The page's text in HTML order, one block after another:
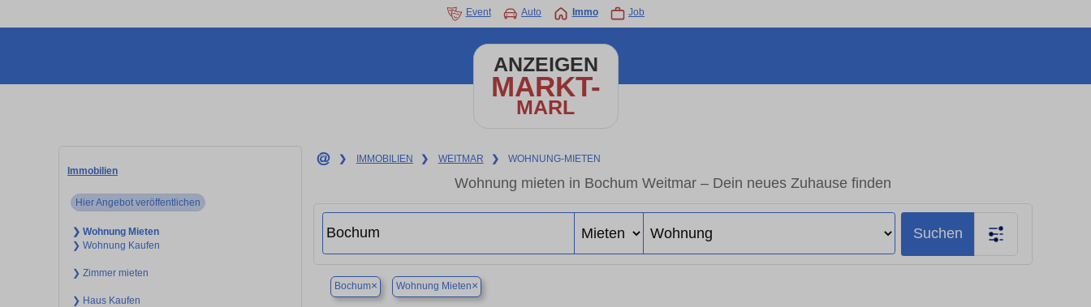
Event Auto Immo Job
ANZEIGEN
MARKT-
MARL
Immobilien
Hier Angebot veröffentlichen
❯ Wohnung Mieten
❯ Wohnung Kaufen
❯ Zimmer mieten
❯ Haus Kaufen
❯ IMMOBILIEN ❯ WEITMAR ❯ WOHNUNG-MIETEN
Wohnung mieten in Bochum Weitmar – Dein neues Zuhause finden
Suchen
Bochum× Wohnung Mieten×